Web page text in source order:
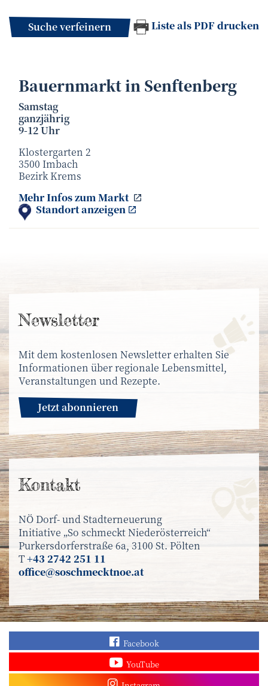
Suche verfeinern Liste als PDF drucken
Bauernmarkt in Senftenberg
Samstag
ganzjährig
9-12 Uhr
Klostergarten 2
3500 Imbach
Bezirk Krems
Mehr Infos zumMarktBauernmarkt in
Standort anzeigen
News­letter
Mit dem kostenlosen Newsletter erhalten Sie
Informationen über regionale Lebensmittel,
Veranstaltungen und Rezepte.
Jetzt abonnieren
Kontakt
NÖ Dorf- und Stadterneuerung
Initiative „So schmeckt Niederösterreich“
Purkersdorferstraße 6a, 3100 St. Pölten
T+43 2742 251 11
office@soschmecktnoe.at
Finden Sie „So
Facebook
Sehen Sie mehr
YouTube
Besuchen Sie unser